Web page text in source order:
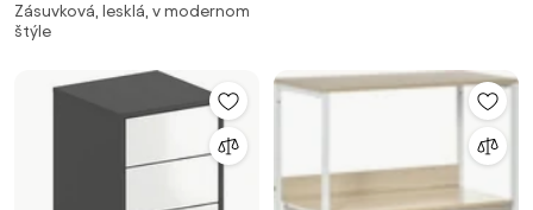
BH KOM1/2/B/WI/3W1B/0
Zásuvková, lesklá, v modernom
štýle